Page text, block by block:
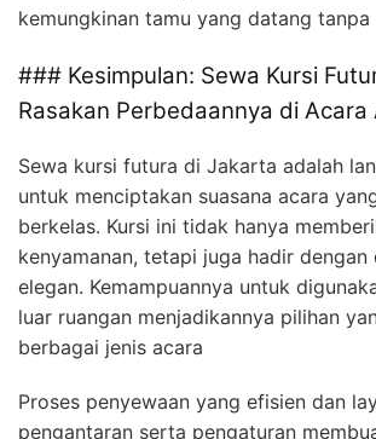
kemungkinan tamu yang datang
### Kesimpulan: Sewa Kursi
Rasakan Perbedaannya di Acara
Sewa kursi futura di Jakarta adalah
untuk menciptakan suasana acara
berkelas. Kursi ini tidak hanya
kenyamanan, tetapi juga hadir dengan
elegan. Kemampuannya untuk
luar ruangan menjadikannya pilihan
berbagai jenis acara
Proses penyewaan yang efisien dan
pengantaran serta pengaturan